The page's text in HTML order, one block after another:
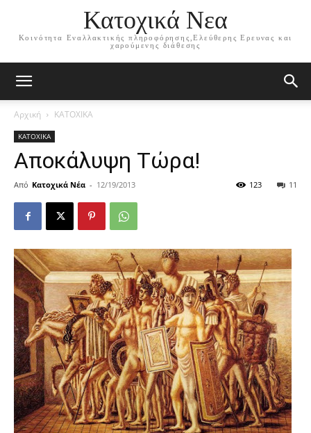
Κατοχικά Νεα
Κοινότητα Εναλλακτικής πληροφόρησης,Ελεύθερης Ερευνας και
χαρούμενης διάθεσης
Αρχική ΚΑΤΟΧΙΚΑ
ΚΑΤΟΧΙΚΑ
Αποκάλυψη Τώρα!
Από Κατοχικά Νέα - 12/19/2013 11
123